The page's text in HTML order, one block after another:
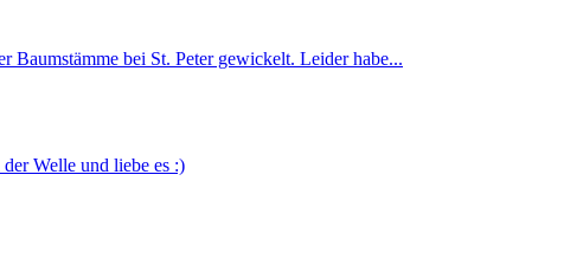
Baumstämme bei St. Peter gewickelt. Leider habe...
Welle und liebe es :)